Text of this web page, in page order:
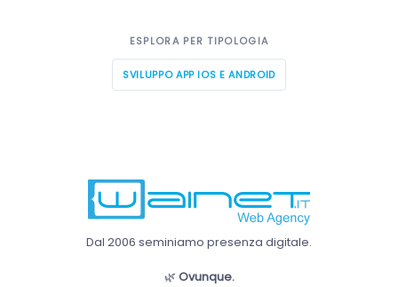
ESPLORA PER TIPOLOGIA
SVILUPPO APP IOS E ANDROID
Dal 2006 seminiamo presenza digitale.
🌿 Ovunque.